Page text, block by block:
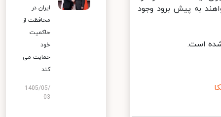
به پیش برود وجود
است.
ایران در
محافظت از
حاکمیت
خود
حمایت می
کند
1405/05/
03